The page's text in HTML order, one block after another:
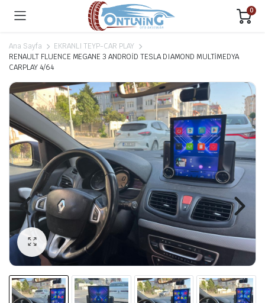
0
Ana Sayfa
EKRANLI TEYP-CAR PLAY
RENAULT FLUENCE MEGANE 3 ANDROİD TESLA DIAMOND MULTİMEDYA
CARPLAY 4/64